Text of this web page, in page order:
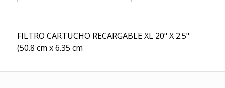
FILTRO CARTUCHO RECARGABLE XL 20" X 2.5"
(50.8 cm x 6.35 cm